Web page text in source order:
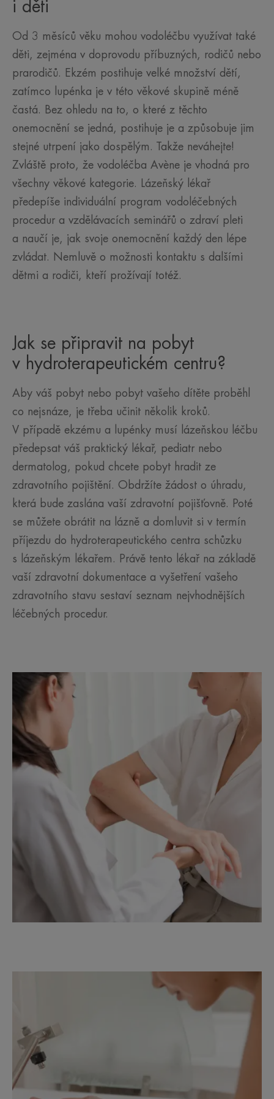
i děti
Od 3 měsíců věku mohou vodoléčbu využívat také
děti, zejména v doprovodu příbuzných, rodičů nebo
prarodičů. Ekzém postihuje velké množství dětí,
zatímco lupénka je v této věkové skupině méně
častá. Bez ohledu na to, o které z těchto
onemocnění se jedná, postihuje je a způsobuje jim
stejné utrpení jako dospělým. Takže neváhejte!
Zvláště proto, že vodoléčba Avène je vhodná pro
všechny věkové kategorie. Lázeňský lékař
předepíše individuální program vodoléčebných
procedur a vzdělávacích seminářů o zdraví pleti
a naučí je, jak svoje onemocnění každý den lépe
zvládat. Nemluvě o možnosti kontaktu s dalšími
dětmi a rodiči, kteří prožívají totéž.
Jak se připravit na pobyt
v hydroterapeutickém centru?
Aby váš pobyt nebo pobyt vašeho dítěte proběhl
co nejsnáze, je třeba učinit několik kroků.
V případě ekzému a lupénky musí lázeňskou léčbu
předepsat váš praktický lékař, pediatr nebo
dermatolog, pokud chcete pobyt hradit ze
zdravotního pojištění. Obdržíte žádost o úhradu,
která bude zaslána vaší zdravotní pojišťovně. Poté
se můžete obrátit na lázně a domluvit si v termín
příjezdu do hydroterapeutického centra schůzku
s lázeňským lékařem. Právě tento lékař na základě
vaší zdravotní dokumentace a vyšetření vašeho
zdravotního stavu sestaví seznam nejvhodnějších
léčebných procedur.